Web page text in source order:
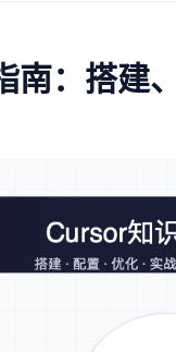
：搭建